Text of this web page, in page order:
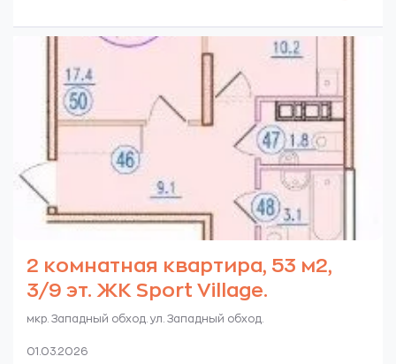
2 комнатная квартира, 53 м2,
3/9 эт. ЖК Sport Village.
мкр. Западный обход. ул. Западный обход.
01.03.2026